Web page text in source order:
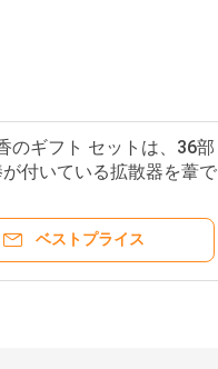
のギフト セットは、36部
付いている拡散器を葦で
ベストプライス